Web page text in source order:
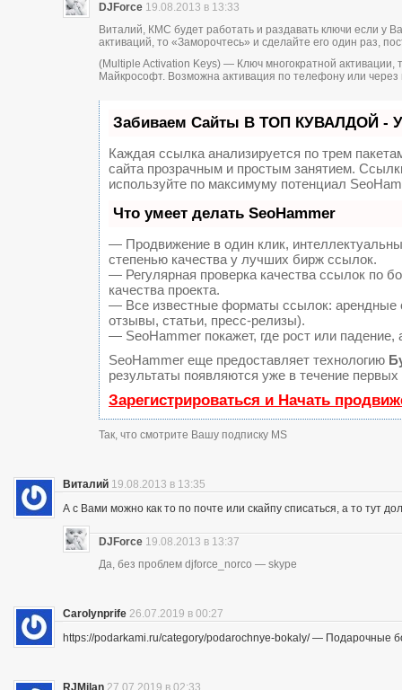
DJForce 19.08.2013 в 13:33
Виталий, КМС будет работать и раздавать ключи если у
активаций, то «Заморочтесь» и сделайте его один раз,
(Multiple Activation Keys) — Ключ многократной активации,
Майкрософт. Возможна активация по телефону или
Забиваем Сайты В ТОП КУВАЛДОЙ -
Каждая ссылка анализируется по трем
сайта прозрачным и простым занятием.
используйте по максимуму потенциал
Что умеет делать SeoHammer
— Продвижение в один клик,
степенью качества у лучших бирж ссылок.
— Регулярная проверка качества ссылок по
качества проекта.
— Все известные форматы ссылок: арендные
отзывы, статьи, пресс-релизы).
— SeoHammer покажет, где рост или
SeoHammer еще предоставляет технологию
результаты появляются уже в течение первых
Зарегистрироваться и Начать
Так, что смотрите Вашу подписку MS
Виталий 19.08.2013 в 13:35
А с Вами можно как то по почте или скайпу списаться, а то тут
DJForce 19.08.2013 в 13:37
Да, без проблем djforce_norco — skype
Carolynprife 26.07.2019 в 00:27
https://podarkami.ru/category/podarochnye-bokaly/ — Подарочные
RJMilan 27.07.2019 в 02:33